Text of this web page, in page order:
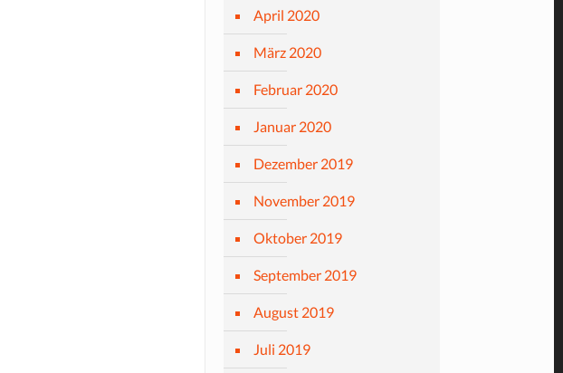
April 2020
März 2020
Februar 2020
Januar 2020
Dezember 2019
November 2019
Oktober 2019
September 2019
August 2019
Juli 2019